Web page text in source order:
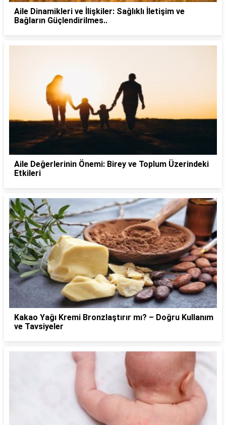
Aile Dinamikleri ve İlişkiler: Sağlıklı İletişim ve
Bağların Güçlendirilmes..
Aile Değerlerinin Önemi: Birey ve Toplum Üzerindeki
Etkileri
Kakao Yağı Kremi Bronzlaştırır mı? – Doğru Kullanım
ve Tavsiyeler